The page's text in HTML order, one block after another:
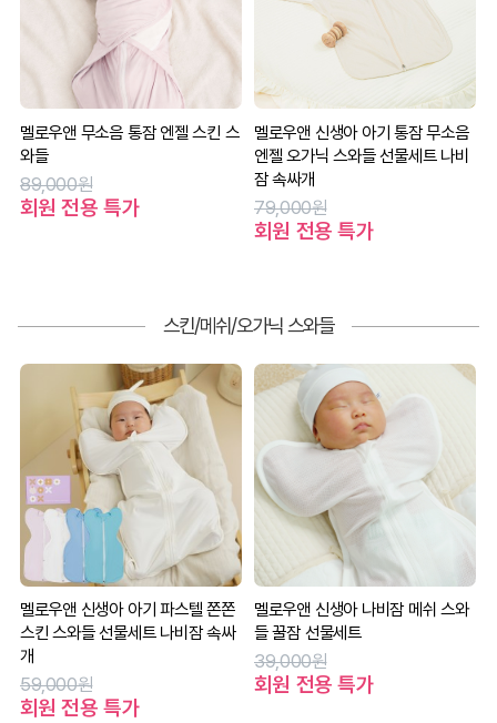
멜로우앤 무소음 통잠 엔젤 스킨 스
와들
89,000원
회원 전용 특가
멜로우앤 신생아 아기 통잠 무소음
엔젤 오가닉 스와들 선물세트 나비
잠 속싸개
79,000원
회원 전용 특가
스킨/메쉬/오가닉 스와들
멜로우앤 신생아 아기 파스텔 쫀쫀
스킨 스와들 선물세트 나비잠 속싸
개
59,000원
회원 전용 특가
멜로우앤 신생아 나비잠 메쉬 스와
들 꿀잠 선물세트
39,000원
회원 전용 특가